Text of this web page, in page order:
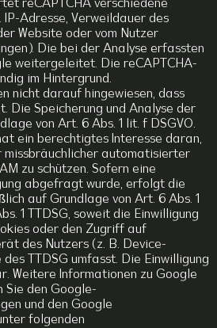
reCAPTCHA verschiedene
Adresse, Verweildauer des
Website oder vom Nutzer
Die bei der Analyse erfassten
weitergeleitet. Die reCAPTCHA-
im Hintergrund.
nicht darauf hingewiesen, dass
Die Speicherung und Analyse der
von Art. 6 Abs. 1 lit. f DSGVO.
ein berechtigtes Interesse daran,
missbräuchlicher automatisierter
zu schützen. Sofern eine
abgefragt wurde, erfolgt die
auf Grundlage von Art. 6 Abs. 1
1 TTDSG, soweit die Einwilligung
oder den Zugriff auf
des Nutzers (z. B. Device-
TTDSG umfasst. Die Einwilligung
Weitere Informationen zu Google
Sie den Google-
und den Google
folgenden